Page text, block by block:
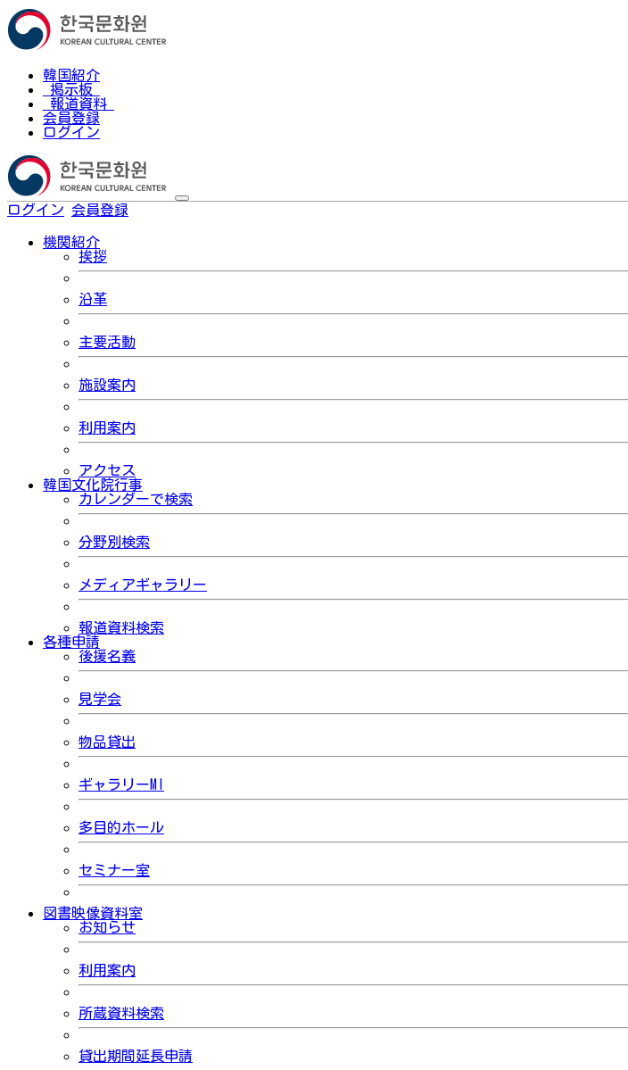
韓国紹介
掲示板
報道資料
会員登録
ログイン
ログイン 会員登録
機関紹介
挨拶
沿革
主要活動
施設案内
利用案内
アクセス
韓国文化院行事
カレンダーで検索
分野別検索
メディアギャラリー
報道資料検索
各種申請
後援名義
見学会
物品貸出
ギャラリーMI
多目的ホール
セミナー室
図書映像資料室
お知らせ
利用案内
所蔵資料検索
貸出期間延長申請